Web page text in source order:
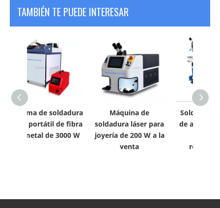
TAMBIÉN TE PUEDE INTERESAR
Máquina de
soldadura láser para
joyería de 200 W a la
Soldador láser YAG
de alta precisión de
400 W para
reparación de